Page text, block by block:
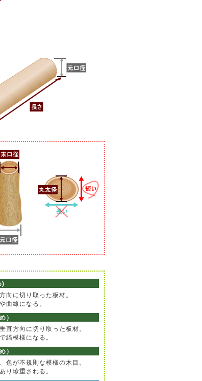
)
向に切り取った板材。
曲線になる。
）
直方向に切り取った板材。
縞模様になる。
）
色が不規則な模様の木目。
り珍重される。